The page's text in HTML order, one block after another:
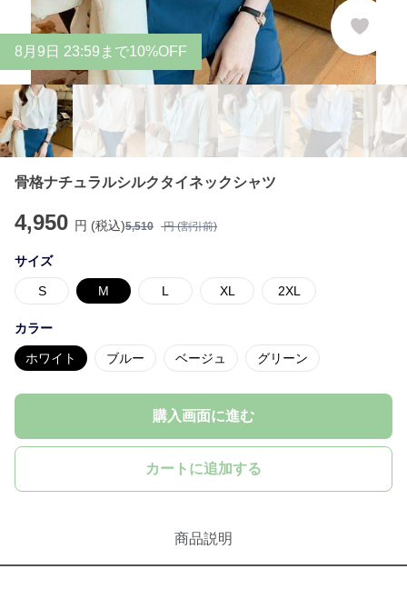
8 月 9 日 23:59まで10%OFF
骨格ナチュラルシルクタイネックシャツ
4,950 円 (税込)5,510 円 (割引前)
サイズ
S M L XL 2XL
カラー
ホワイト ブルー ベージュ グリーン
購入画面に進む
カートに追加する
商品説明